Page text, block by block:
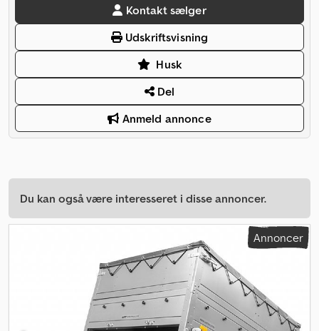
Kontakt sælger
Udskriftsvisning
Husk
Del
Anmeld annonce
Du kan også være interesseret i disse annoncer.
Annoncer